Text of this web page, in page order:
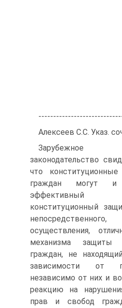
Алексеев С.С. Указ.
Зарубежное
законодательство
что
граждан могут
эффективный
конституционный
непосредственного,
осуществления,
механизма защиты
граждан, не
зависимости от
независимо от них и
реакцию на
прав и свобод